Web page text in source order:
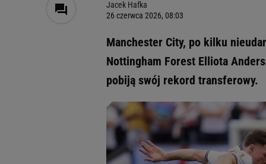
Jacek Hafka
26 czerwca 2026, 08:03
Manchester City, po kilku
Nottingham Forest Elliota
pobiją swój rekord transferowy.
badnie odbiorców i